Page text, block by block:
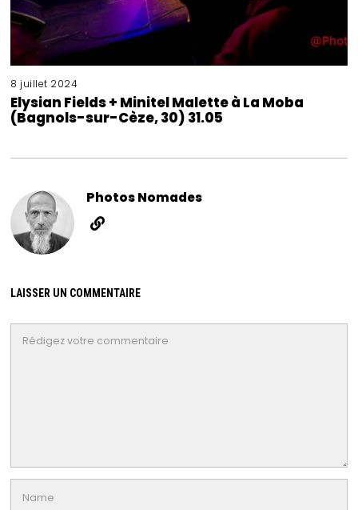
8 juillet 2024
Elysian Fields + Minitel Malette à La Moba
(Bagnols-sur-Cèze, 30) 31.05
Photos Nomades
LAISSER UN COMMENTAIRE